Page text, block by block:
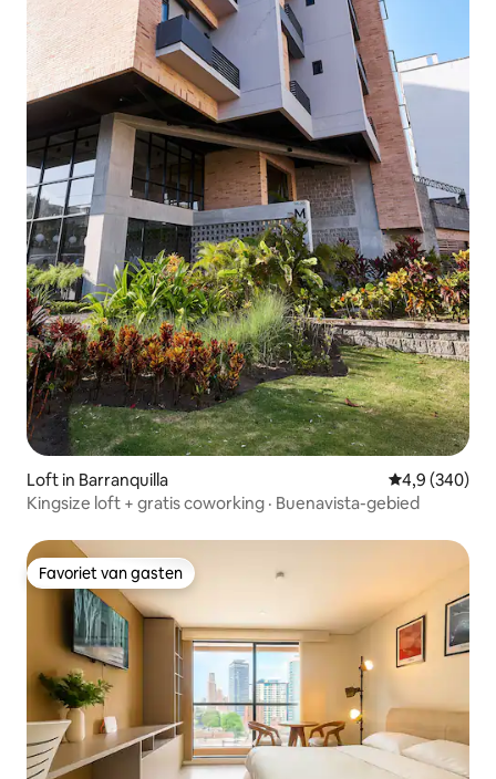
Loft in Barranquilla Gemiddelde
4,9 (340)
Kingsize loft + gratis coworking · Buenavista-gebied
Favoriet van gasten
Favoriet van gasten